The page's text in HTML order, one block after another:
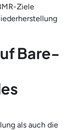
Ziele
Bare-
als auch die